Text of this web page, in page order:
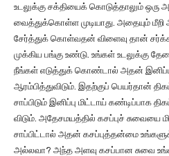
உடலுக்கு சக்தியைக் கொடுத்தாலும் ஒரு
வைத்துக்கொள்ள முடியாது. அதையும்
சேர்த்துக் கொள்வதன் விளைவு தான்
முக்கிய பங்கு உண்டு. உங்கள் உடலுக்கு
நீங்கள் எடுத்துக் கொண்டால் அதன்
ஆரம்பித்துவிடும். இதற்குப் பெயர்தான்
சாப்பிடும் இனிப்பு மிட்டாய் கண்டிப்பாக
விடும். அதேசமயத்தில் கசப்புச் சுவையை
சாப்பிட்டால் அதன் கசப்புத்தன்மை
அல்லவா? அந்த அளவு கசப்பான சுவை